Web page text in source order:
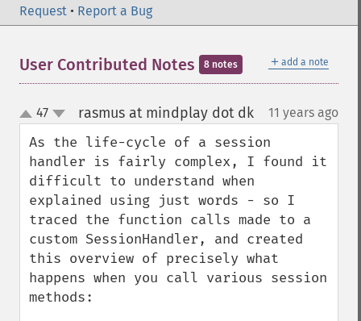
Request • Report a Bug
＋ add a note
User Contributed Notes 8 notes
up
down
47 rasmus at mindplay dot dk¶ 11 years ago
As the life-cycle of a session
handler is fairly complex, I found it
difficult to understand when
explained using just words - so I
traced the function calls made to a
custom SessionHandler, and created
this overview of precisely what
happens when you call various session
methods: